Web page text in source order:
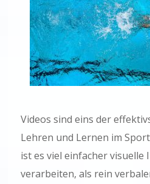
Videos sind eins der
Lehren und Lernen im
ist es viel einfacher
verarbeiten, als rein